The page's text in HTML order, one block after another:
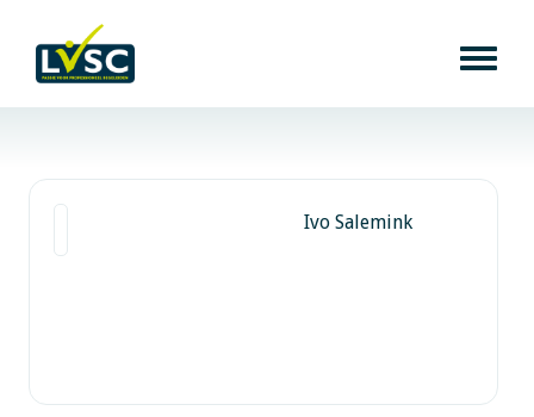
Ivo Salemink